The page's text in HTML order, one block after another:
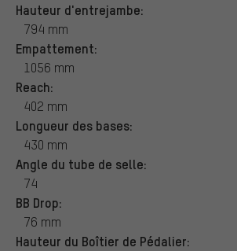
Hauteur d'entrejambe:
794 mm
Empattement:
1056 mm
Reach:
402 mm
Longueur des bases:
430 mm
Angle du tube de selle:
74
BB Drop:
76 mm
Hauteur du Boîtier de Pédalier: